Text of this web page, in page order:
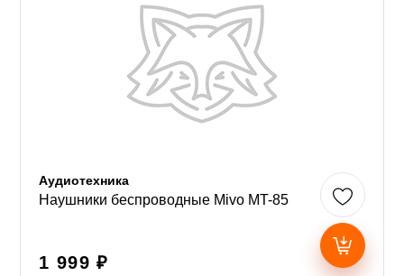
Аудиотехника
Наушники беспроводные Mivo MT-85
1 999 ₽